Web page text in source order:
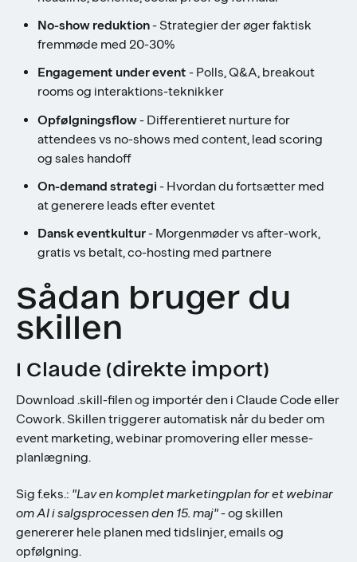
No-show reduktion- Strategier der øger faktisk
fremmøde med 20-30%
Engagement under event - Polls, Q&A, breakout
rooms og interaktions-teknikker
Opfølgningsflow- Differentieret nurture for
attendees vs no-shows med content, lead scoring
og sales handoff
On-demand strategi - Hvordan du fortsætter med
at generere leads efter eventet
Dansk eventkultur- Morgenmøder vs after-work,
gratis vs betalt, co-hosting med partnere
Sådan bruger du
skillen
I Claude (direkte import)
Download .skill-filen og importér den i Claude Code eller
Cowork. Skillen triggerer automatisk når du beder om
event marketing, webinar promovering eller messe-
planlægning.
Sig f.eks.: "Lav en komplet marketingplan for et webinar
om AI i salgsprocessen den 15. maj"- og skillen
genererer hele planen med tidslinjer, emails og
opfølgning.